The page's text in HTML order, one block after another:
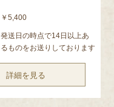
￥5,400
発送日の時点で14日以上あ
るものをお送りしております
詳細を見る